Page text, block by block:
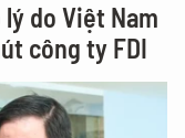
do Việt Nam
công ty FDI